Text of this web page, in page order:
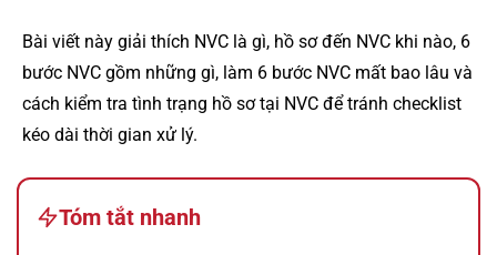
Bài viết này giải thích NVC là gì, hồ sơ đến NVC khi nào, 6
bước NVC gồm những gì, làm 6 bước NVC mất bao lâu và
cách kiểm tra tình trạng hồ sơ tại NVC để tránh checklist
kéo dài thời gian xử lý.
Tóm tắt nhanh